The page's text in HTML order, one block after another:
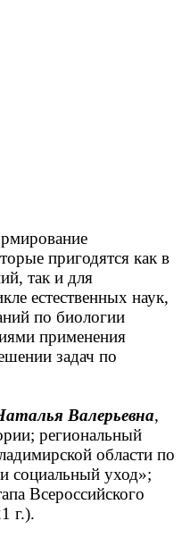
пригодятся как в
так и для
естественных наук,
по биологии
применения
задач по
Валерьевна,
региональный
области по
социальный уход»;
Всероссийского
г.).